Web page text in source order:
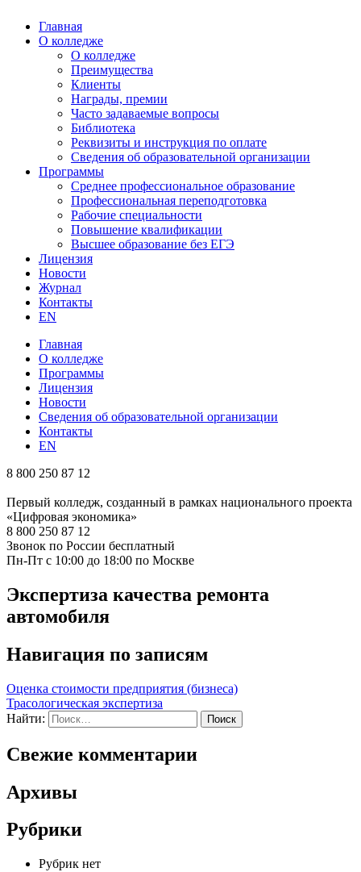
Главная
О колледже
О колледже
Преимущества
Клиенты
Награды, премии
Часто задаваемые вопросы
Библиотека
Реквизиты и инструкция по оплате
Сведения об образовательной организации
Программы
Среднее профессиональное образование
Профессиональная переподготовка
Рабочие специальности
Повышение квалификации
Высшее образование без ЕГЭ
Лицензия
Новости
Журнал
Контакты
EN
Главная
О колледже
Программы
Лицензия
Новости
Сведения об образовательной организации
Контакты
EN
8 800 250 87 12
Первый колледж, созданный в рамках национального проекта
«Цифровая экономика»
8 800 250 87 12
Звонок по России бесплатный
Пн-Пт с 10:00 до 18:00 по Москве
Экспертиза качества ремонта
автомобиля
Навигация по записям
Оценка стоимости предприятия (бизнеса)
Трасологическая экспертиза
Найти:
Свежие комментарии
Архивы
Рубрики
Рубрик нет